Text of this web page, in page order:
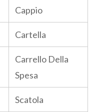
Cappio
Cartella
Carrello Della
Spesa
Scatola